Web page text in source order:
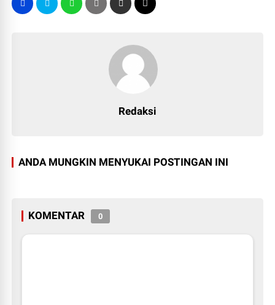
Redaksi
ANDA MUNGKIN MENYUKAI POSTINGAN INI
KOMENTAR 0